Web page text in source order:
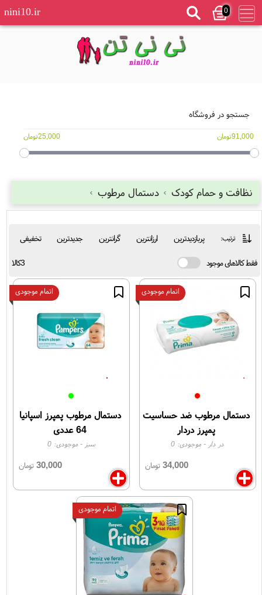
0
nini10.ir
جستجو در فروشگاه
91,000تومان 25,000تومان
نظافت و حمام کودک دستمال مرطوب
ترتیب: پربازدیدترین ارزانترین گرانترین جدیدترین تخفیفی
فقط کالاهای موجود 3کالا
دستمال مرطوب ضد حساسیت
پمپرز دردار
در دار - موجودی: 0
34,000 تومان
اتمام موجودی
دستمال مرطوب پمپرز اسپانیا
64 عددی
سبز - موجودی:0
30,000تومان
اتمام موجودی
اتمام موجودی